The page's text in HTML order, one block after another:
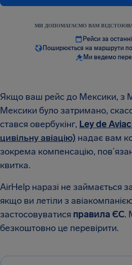
МИ ДОПОМАГАЄМО ВАМ
Рейси за
Поширюється на маршрути по
Ми ведемо
Якщо ваш рейс до Мексики, з
Мексики було затримано,
стався овербукінг, Ley de
цивільну авіацію) надає вам
зокрема компенсацію,
квитка.
AirHelp наразі не займається
якщо ви летіли з
застосовуватися правила ЄС.
безкоштовно це перевірити.